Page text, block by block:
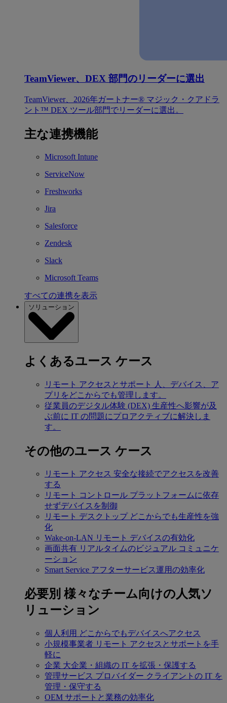
TeamViewer、DEX 部門のリーダーに選出
TeamViewer、2026年ガートナー® マジック・クアドラ
ント™ DEX ツール部門でリーダーに選出。
主な連携機能
Microsoft Intune
ServiceNow
Freshworks
Jira
Salesforce
Zendesk
Slack
Microsoft Teams
すべての連携を表示
ソリューション
よくあるユース ケース
リモート アクセスとサポート
人、デバイス、ア
プリをどこからでも管理します。
従業員のデジタル体験 (DEX) 生産性へ影響が及
ぶ前に IT の問題にプロアクティブに解決しま
す。
その他のユース ケース
リモート アクセス 安全な接続でアクセスを改善
する
リモート コントロール プラットフォームに依存
せずデバイスを制御
リモート デスクトップ どこからでも生産性を強
化
Wake-on-LAN リモート デバイスの有効化
画面共有 リアルタイムのビジュアル コミュニケ
ーション
Smart Service アフターサービス運用の効率化
必要別 様々なチーム向けの人気ソ
リューション
個人利用 どこからでもデバイスへアクセス
小規模事業者 リモート アクセスとサポートを手
軽に
企業 大企業・組織の IT を拡張・保護する
管理サービス プロバイダー クライアントの IT を
管理・保守する
OEM サポートと業務の効率化